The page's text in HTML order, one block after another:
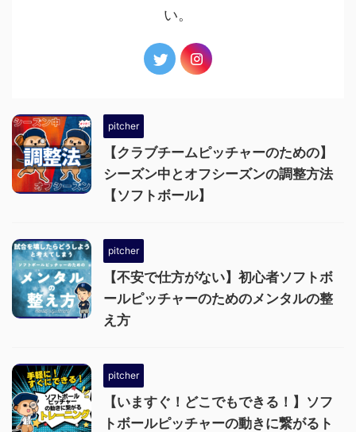
い。
pitcher
【クラブチームピッチャーのための】
シーズン中とオフシーズンの調整方法
【ソフトボール】
pitcher
【不安で仕方がない】初心者ソフトボ
ールピッチャーのためのメンタルの整
え方
pitcher
【いますぐ！どこでもできる！】ソフ
トボールピッチャーの動きに繋がるト